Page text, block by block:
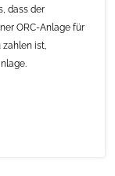
dass der
ORC-Anlage für
zahlen ist,